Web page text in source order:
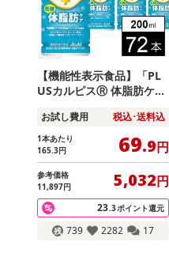
【機能性表示食品】「PL
USカルピスⓇ 体脂肪ケ
お試し費用 税込･送料込
1本あたり
165.3円 69.9円
参考価格
11,897円 5,032円
23.3ポイント還元
739 2282 17